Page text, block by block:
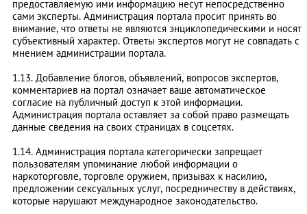
предоставляемую ими информацию несут непосредственно
сами эксперты. Администрация портала просит принять во
внимание, что ответы не являются энциклопедическими и носят
субъективный характер. Ответы экспертов могут не совпадать с
мнением администрации портала.
1.13. Добавление блогов, объявлений, вопросов экспертов,
комментариев на портал означает ваше автоматическое
согласие на публичный доступ к этой информации.
Администрация портала оставляет за собой право размещать
данные сведения на своих страницах в соцсетях.
1.14. Администрация портала категорически запрещает
пользователям упоминание любой информации о
наркоторговле, торговле оружием, призывах к насилию,
предложении сексуальных услуг, посредничеству в действиях,
которые нарушают международное законодательство.